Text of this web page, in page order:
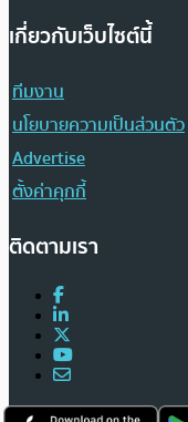
เกี่ยวกับเว็บไซต์นี้
ทีมงาน
นโยบายความเป็นส่วนตัว
Advertise
ตั้งค่าคุกกี้
ติดตามเรา